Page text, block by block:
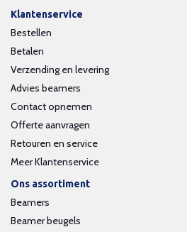
Klantenservice
Bestellen
Betalen
Verzending en levering
Advies beamers
Contact opnemen
Offerte aanvragen
Retouren en service
Meer Klantenservice
Ons assortiment
Beamers
Beamer beugels